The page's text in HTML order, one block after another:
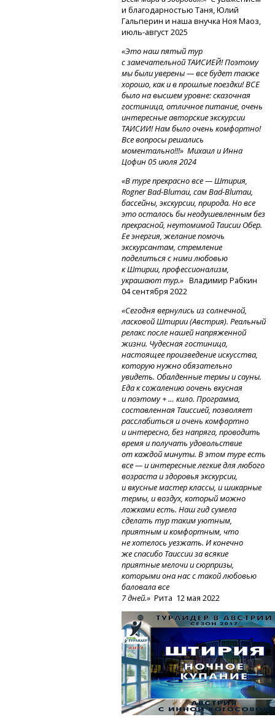
и благодарностью Таня, Юлий
Гальперин и наша внучка Ноя Маоз,
июль-август2025
«Это наш пятый тур
с замечательной ТАИСИЕЙ! Поэтому
мы были уверены — все будет также
хорошо, как и в прошлые поездки! ВСЕ
было на высшем уровне: сказочная
гостиница, отличное питание, очень
интересные авторские экскурсии
ТАИСИИ! Нам было очень комфортно!
Все вопросы решались
моментально!!!» Михаил и Инна
Цофин 05 июля 2024
«В туре прекрасно все — Штирия,
RognerBad-Blumau, самBad-Blumau,
бассейны, экскурсии, природа. Но все
это осталось бы неодушевленным без
прекрасной, неутомимой Таисии Обер.
Ее энергия, желание помочь
экскурсантам, стремление
поделиться с ними любовью
к Штирии, профессионализм,
украшают тур.» Владимир Рабкин
04 сентября 2022
«Сегодня вернулись из солнечной,
ласковой Штирии (Австрия). Реальный
релакс после нашей напряженной
жизни. Чудесная гостиница,
настоящее произведение искусства,
которую нужно обязательно
увидеть. Обалденные термы и сауны.
Еда к сожалению оочень вкусная
и поэтому + … кило. Программа,
составленная Таиссией, позволяет
расслабиться и очень комфортно
и интересно, без напряга, проводить
время и получать удовольствие
от каждой минуты. В этом туре есть
все — и интересные легкие для любого
возраста и здоровья экскурсии,
и вкусные мастер классы, и шикарные
термы, и воздух, который можно
ложками есть. Наш гид сумела
сделать тур таким уютным,
приятным и комфортным, что
не хотелось уезжать. И конечно
же спасибо Таиссии за всякие
приятные мелочи и сюрпризы,
которыми она нас с такой любовью
баловала все
7 дней.» Рита 12 мая 2022